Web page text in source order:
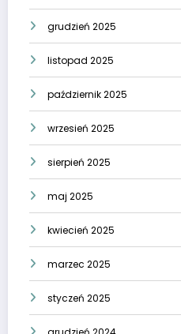
grudzień 2025
listopad 2025
październik 2025
wrzesień 2025
sierpień 2025
maj 2025
kwiecień 2025
marzec 2025
styczeń 2025